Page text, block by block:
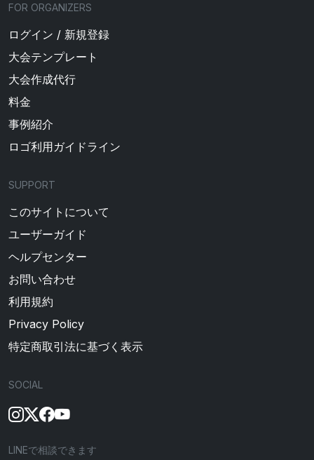
FOR ORGANIZERS
ログイン / 新規登録
大会テンプレート
大会作成代行
料金
事例紹介
ロゴ利用ガイドライン
SUPPORT
このサイトについて
ユーザーガイド
ヘルプセンター
お問い合わせ
利用規約
Privacy Policy
特定商取引法に基づく表示
SOCIAL
LINEで相談できます